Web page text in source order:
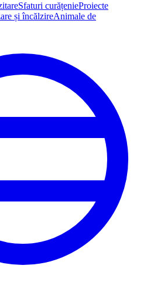
Sfaturi curățenieProiecte
și încălzireAnimale de